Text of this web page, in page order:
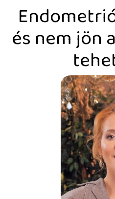
és nem jön